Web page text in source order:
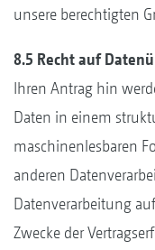
unsere berechtigten
8.5 Recht auf
Ihren Antrag hin
Daten in einem
maschinenlesbaren
anderen
Datenverarbeitung
Zwecke der